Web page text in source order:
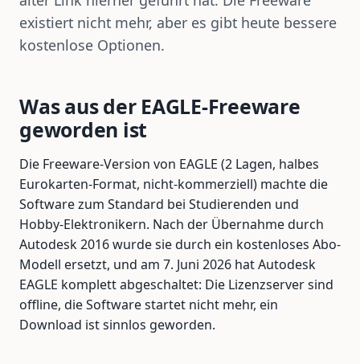
existiert nicht mehr, aber es gibt heute bessere
kostenlose Optionen.
Was aus der EAGLE-Freeware
geworden ist
Die Freeware-Version von EAGLE (2 Lagen, halbes
Eurokarten-Format, nicht-kommerziell) machte die
Software zum Standard bei Studierenden und
Hobby-Elektronikern. Nach der Übernahme durch
Autodesk 2016 wurde sie durch ein kostenloses Abo-
Modell ersetzt, und am 7. Juni 2026 hat Autodesk
EAGLE komplett abgeschaltet: Die Lizenzserver sind
offline, die Software startet nicht mehr, ein
Download ist sinnlos geworden.